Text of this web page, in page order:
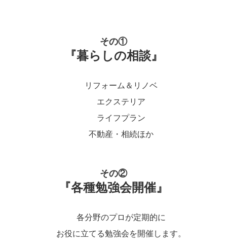
その①
『暮らしの相談』
リフォーム＆リノベ
エクステリア
ライフプラン
不動産・相続ほか
その②
『各種勉強会開催』
各分野のプロが定期的に
お役に立てる勉強会を開催します。